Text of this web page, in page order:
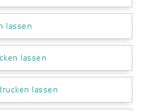
lassen
lassen
lassen